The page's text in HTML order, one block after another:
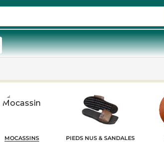
MOCASSINS PIEDS NUS & SANDALES